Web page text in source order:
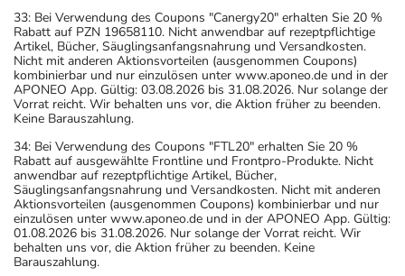
33: Bei Verwendung des Coupons "Canergy20" erhalten Sie 20 %
Rabatt auf PZN 19658110. Nicht anwendbar auf rezeptpflichtige
Artikel, Bücher, Säuglingsanfangsnahrung und Versandkosten.
Nicht mit anderen Aktionsvorteilen (ausgenommen Coupons)
kombinierbar und nur einzulösen unter www.aponeo.de und in der
APONEO App. Gültig: 03.08.2026 bis 31.08.2026. Nur solange der
Vorrat reicht. Wir behalten uns vor, die Aktion früher zu beenden.
Keine Barauszahlung.
34: Bei Verwendung des Coupons "FTL20" erhalten Sie 20 %
Rabatt auf ausgewählte Frontline und Frontpro-Produkte. Nicht
anwendbar auf rezeptpflichtige Artikel, Bücher,
Säuglingsanfangsnahrung und Versandkosten. Nicht mit anderen
Aktionsvorteilen (ausgenommen Coupons) kombinierbar und nur
einzulösen unter www.aponeo.de und in der APONEO App. Gültig:
01.08.2026 bis 31.08.2026. Nur solange der Vorrat reicht. Wir
behalten uns vor, die Aktion früher zu beenden. Keine
Barauszahlung.